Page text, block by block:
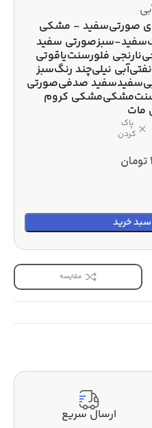
صورتیسفید - مشکی
سفید-سبزصورتی سفید
نارنجی فلورسنتیاقوتی
آبی نیلیچند رنگسبز
سفیدسفید صدفیصورتی
مشکیمشکی کروم
مات
پاک
کردن
تومان
خرید
مقایسه
ارسال سریع